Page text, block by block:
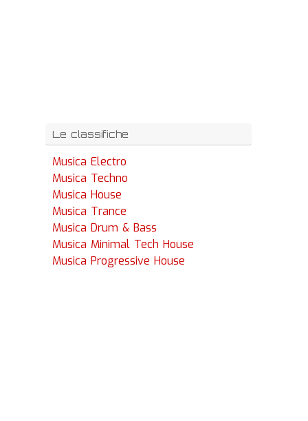
Le classifiche
Musica Electro
Musica Techno
Musica House
Musica Trance
Musica Drum & Bass
Musica Minimal Tech House
Musica Progressive House